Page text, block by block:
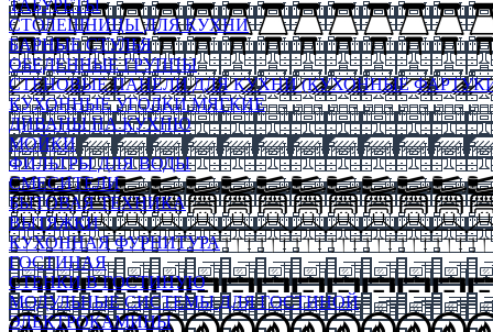
ТАБУРЕТЫ
СТОЛЕШНИЦЫ ДЛЯ КУХНИ
БАРНЫЕ СТУЛЬЯ
ОБЕДЕННЫЕ ГРУППЫ
СТЕНОВЫЕ ПАНЕЛИ ДЛЯ КУХНИ (КУХОННЫЕ
КУХОННЫЕ УГОЛКИ МЯГКИЕ
ДИВАНЫ НА КУХНЮ
МОЙКИ
ФИЛЬТРЫ ДЛЯ ВОДЫ
СМЕСИТЕЛИ
БЫТОВАЯ ТЕХНИКА
ВЫТЯЖКИ
КУХОННАЯ ФУРНИТУРА
ГОСТИНАЯ
СТЕНКИ В ГОСТИНУЮ
МОДУЛЬНЫЕ СИСТЕМЫ ДЛЯ ГОСТИНОЙ
ЭЛЕКТРОКАМИНЫ